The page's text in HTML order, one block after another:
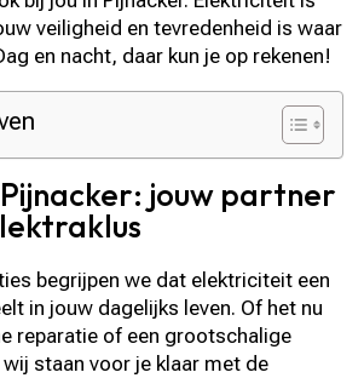
veiligheid en tevredenheid is waar
en nacht, daar kun je op rekenen!
jouw partner
begrijpen we dat elektriciteit een
in jouw dagelijks leven. Of het nu
reparatie of een grootschalige
staan voor je klaar met de